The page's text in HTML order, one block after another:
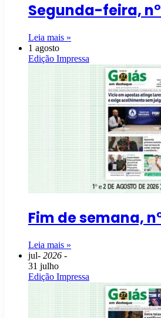
Segunda-feira,
Leia mais »
1 agosto
Edição Impressa
Fim de semana,
Leia mais »
jul- 2026 -
31 julho
Edição Impressa